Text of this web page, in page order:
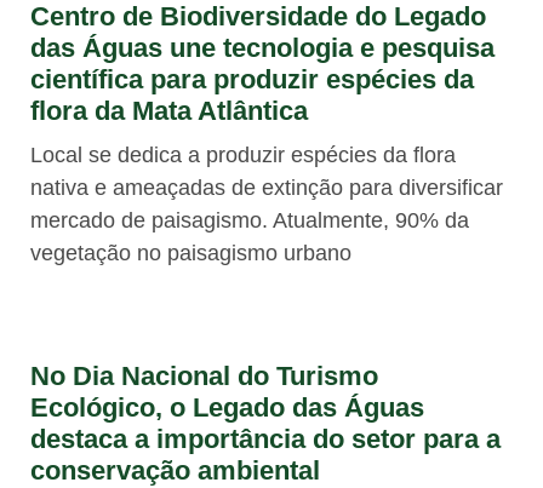
Centro de Biodiversidade do Legado
das Águas une tecnologia e pesquisa
científica para produzir espécies da
flora da Mata Atlântica
Local se dedica a produzir espécies da flora
nativa e ameaçadas de extinção para diversificar
mercado de paisagismo. Atualmente, 90% da
vegetação no paisagismo urbano
No Dia Nacional do Turismo
Ecológico, o Legado das Águas
destaca a importância do setor para a
conservação ambiental